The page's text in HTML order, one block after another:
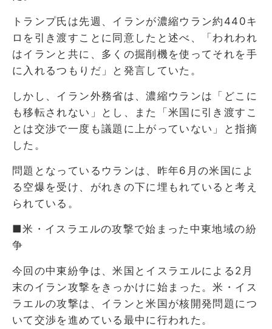
トランプ氏は先週、イランが濃縮ウラン約440キ
ロを引き渡すことに同意したと述べ、「われわれ
はイランと共に、多くの掘削機を使ってそれを手
に入れるつもりだ」と発言していた。
しかし、イラン外務省は、濃縮ウランは「どこに
も移転されない」とし、また「米国に引き渡すこ
とは交渉で一度も議題に上がっていない」と指摘
した。
問題となっているウランは、昨年6月の米国によ
る空爆を受け、がれきの下に埋もれていると考え
られている。
■米・イスラエルの攻撃で始まった中東地域の紛
争
今回の中東紛争は、米国とイスラエルによる2月
末のイラン攻撃をきっかけに始まった。米・イス
ラエルの攻撃は、イランと米国が核開発問題につ
いて交渉を進めている最中に行われた。